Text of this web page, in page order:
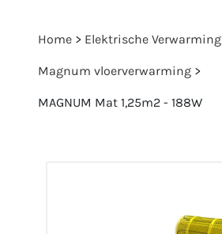
Home > Elektrische Verwarming
Magnum vloerverwarming >
MAGNUM Mat 1,25m2 - 188W